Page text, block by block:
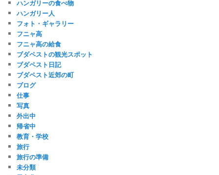
ハンガリーの食べ物
ハンガリー人
フォト・ギャラリー
フニャ高
フニャ高の給食
ブダペストの観光スポット
ブダペスト日記
ブダペスト近郊の町
ブログ
仕事
写真
外出中
帰省中
教育・学校
旅行
旅行の準備
未分類